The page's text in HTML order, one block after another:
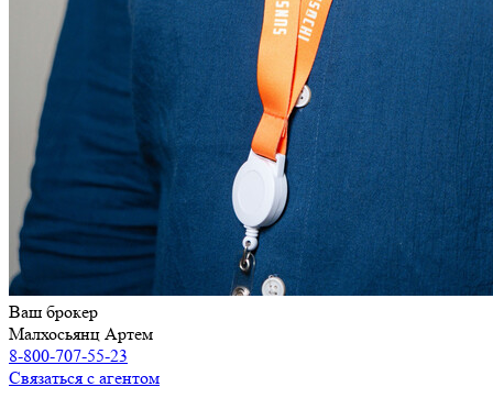
Ваш брокер
Малхосьянц Артем
8-800-707-55-23
Связаться с агентом